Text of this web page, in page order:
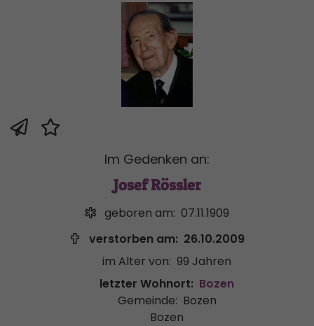
Im Gedenken an:
Josef Rössler
geboren am: 07.11.1909
verstorben am: 26.10.2009
im Alter von: 99 Jahren
letzter Wohnort: Bozen
Gemeinde: Bozen
Bozen